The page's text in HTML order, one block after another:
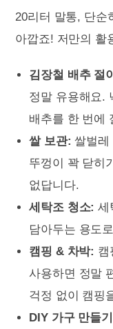
20리터 말통, 단순
아깝죠! 저만의 활
김장철 배추 절
정말 유용해요.
배추를 한 번에
쌀 보관: 쌀벌레
뚜껑이 꽉 닫히
없답니다.
세탁조 청소: 세
담아두는 용도
캠핑 & 차박: 캠
사용하면 정말
걱정 없이 캠핑
DIY 가구 만들